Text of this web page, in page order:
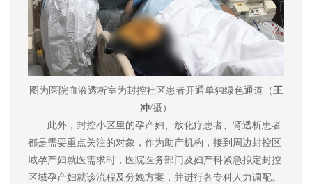
图为医院血液透析室为封控社区患者开通单独绿色通道（ 王
冲/摄）
此外，封控小区里的孕产妇、放化疗患者、肾透析患者
都是需要重点关注的对象，作为助产机构，接到周边封控区
域孕产妇就医需求时，医院医务部门及妇产科紧急拟定封控
区域孕产妇就诊流程及分娩方案，并进行各专科人力调配。